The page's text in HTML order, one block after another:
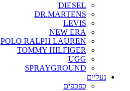
DIESEL
DR.MARTENS
LEVIS
NEW ERA
POLO RALPH LAUREN
TOMMY HILFIGER
UGG
SPRAYGROUND
נעליים
כפכפים